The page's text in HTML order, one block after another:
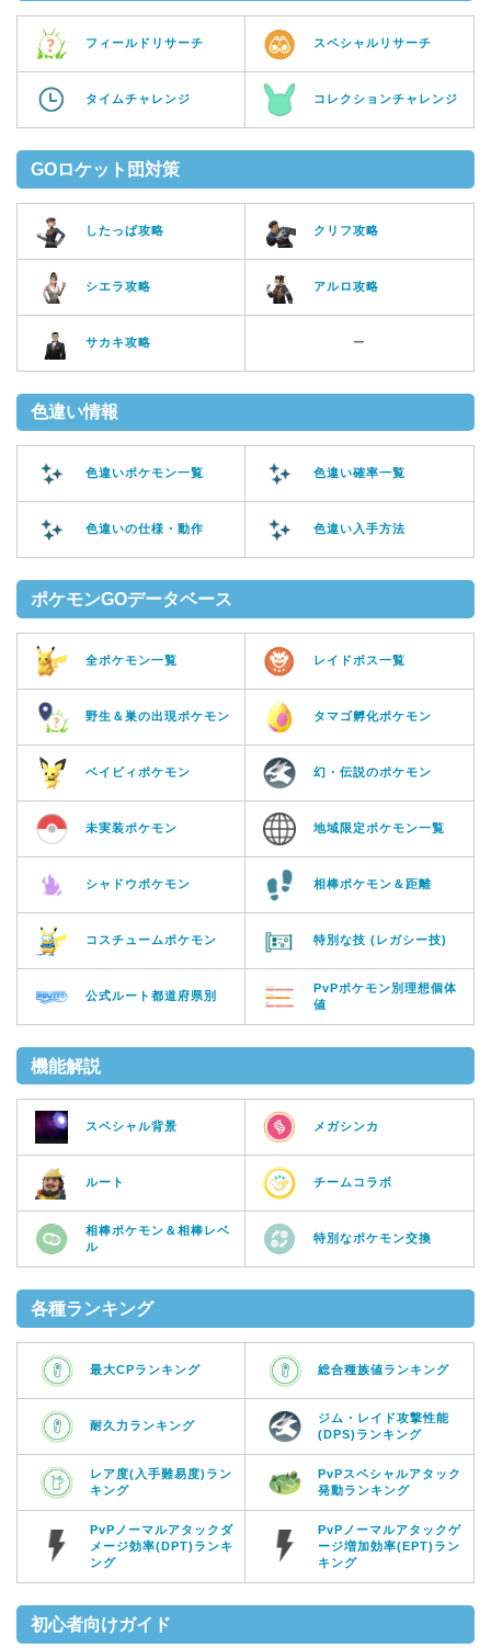
フィールドリサーチ スペシャルリサーチ
タイムチャレンジ コレクションチャレンジ
GOロケット団対策
したっぱ攻略 クリフ攻略
シエラ攻略 アルロ攻略
サカキ攻略 ー
色違い情報
色違いポケモン一覧 色違い確率一覧
色違いの仕様・動作 色違い入手方法
ポケモンGOデータベース
全ポケモン一覧 レイドボス一覧
野生＆巣の出現ポケモン タマゴ孵化ポケモン
ベイビィポケモン 幻・伝説のポケモン
未実装ポケモン 地域限定ポケモン一覧
シャドウポケモン 相棒ポケモン＆距離
コスチュームポケモン 特別な技 (レガシー技)
公式ルート都道府県別
PvPポケモン別理想個体
値
機能解説
スペシャル背景 メガシンカ
ルート チームコラボ
相棒ポケモン＆相棒レベ
ル
特別なポケモン交換
各種ランキング
最大CPランキング 総合種族値ランキング
耐久力ランキング
ジム・レイド攻撃性能
(DPS)ランキング
レア度(入手難易度)ラン
キング
PvPスペシャルアタック
発動ランキング
PvPノーマルアタックダ
メージ効率(DPT)ランキ
ング
PvPノーマルアタックゲ
ージ増加効率(EPT)ラン
キング
初心者向けガイド